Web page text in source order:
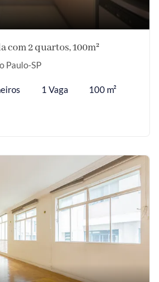
com 2 quartos, 100m²
Paulo-SP
1 Vaga 100 m²